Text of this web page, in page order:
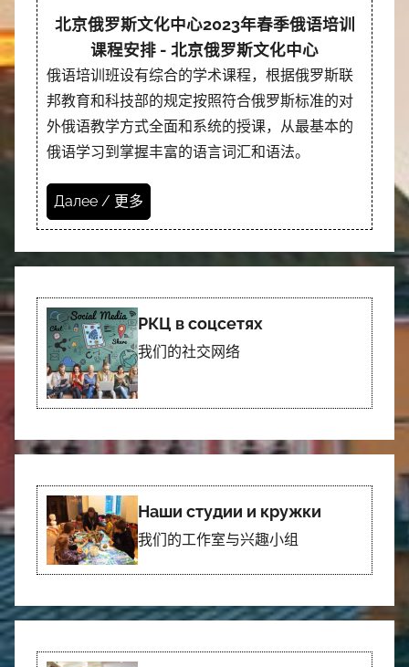
北京俄罗斯文化中心2023年春季俄语培训
课程安排 - 北京俄罗斯文化中心
俄语培训班设有综合的学术课程，根据俄罗斯联
邦教育和科技部的规定按照符合俄罗斯标准的对
外俄语教学方式全面和系统的授课，从最基本的
俄语学习到掌握丰富的语言词汇和语法。
Далее / 更多
РКЦ в соцсетях
我们的社交网络
Наши студии и кружки
我们的工作室与兴趣小组